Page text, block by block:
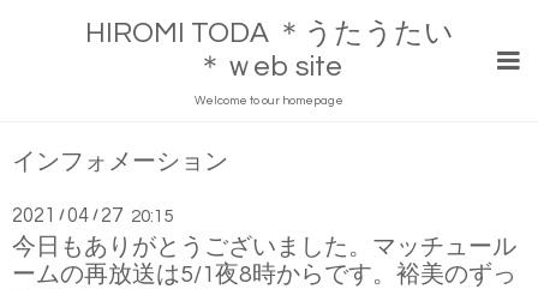
HIROMI TODA ＊うたうたい
＊ｗeb site
Welcome to our homepage
インフォメーション
2021 /04 / 27 20:15
今日もありがとうございました。マッチュール
ームの再放送は5/1夜8時からです。裕美のずっ